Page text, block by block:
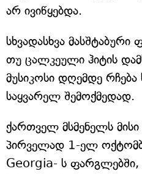
არ ივიწყებდა.
სხვადასხვა მასშტაბური
თუ ცალკეული ჰიტის
მუსიკოსი დღემდე რჩება
საყვარელ შემოქმედად.
ქართველ მსმენელს მისი
პირველად 1-ელ
Georgia- ს ფარგლებში,